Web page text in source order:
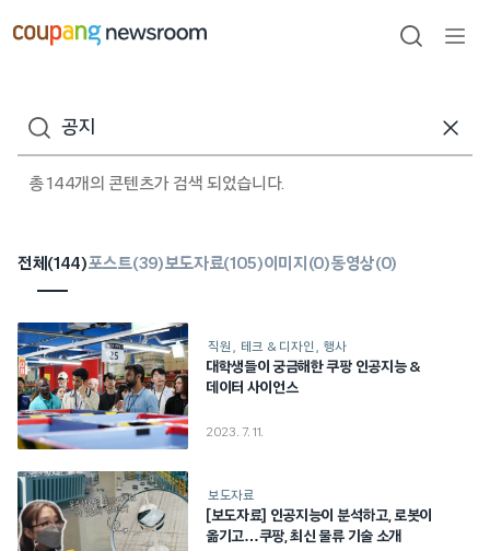
건너뛰기
검색
검색어
총 144개의 콘텐츠가 검색 되었습니다.
전체(144)포스트(39)보도자료(105)이미지(0)동영상(0)
직원 테크 & 디자인 행사
대학생들이 궁금해한 쿠팡 인공지능 &
데이터 사이언스
2023. 7. 11.
보도자료
[보도자료] 인공지능이 분석하고, 로봇이
옮기고…쿠팡, 최신 물류 기술 소개